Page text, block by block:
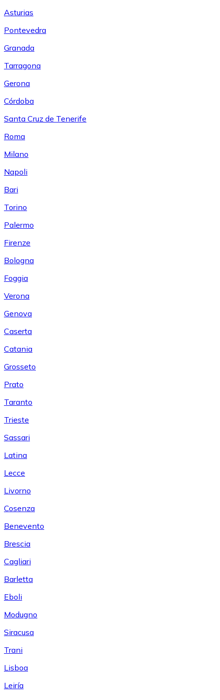
Asturias
Pontevedra
Granada
Tarragona
Gerona
Córdoba
Santa Cruz de Tenerife
Roma
Milano
Napoli
Bari
Torino
Palermo
Firenze
Bologna
Foggia
Verona
Genova
Caserta
Catania
Grosseto
Prato
Taranto
Trieste
Sassari
Latina
Lecce
Livorno
Cosenza
Benevento
Brescia
Cagliari
Barletta
Eboli
Modugno
Siracusa
Trani
Lisboa
Leiría